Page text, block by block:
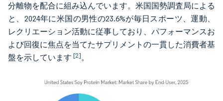
分離物を配合に組み込んでいます。米国国勢調査局による
と、2024年に米国の男性の23.6%が毎日スポーツ、運動、
レクリエーション活動に従事しており、パフォーマンスお
よび回復に焦点を当てたサプリメントの一貫した消費者基
盤を示しています [2]。